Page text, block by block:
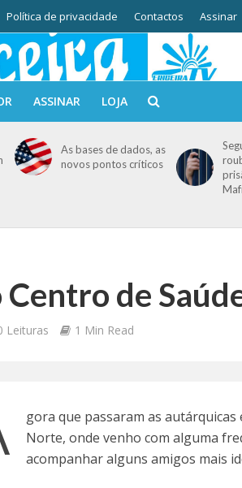
Política de privacidade Contactos Assinar
ASSINAR LOJA
As bases de dados, as
novos pontos críticos
de
Leituras 1 Min Read
gora que passaram as
Norte, onde venho com alguma
acompanhar alguns amigos mais